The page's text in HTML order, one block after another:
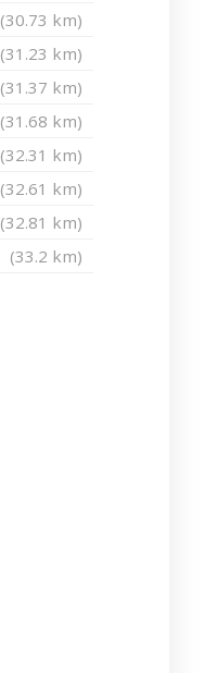
(30.73 km)
(31.23 km)
(31.37 km)
(31.68 km)
(32.31 km)
(32.61 km)
(32.81 km)
(33.2 km)